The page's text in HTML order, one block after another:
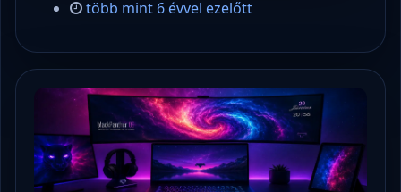
több mint 6 évvel ezelőtt